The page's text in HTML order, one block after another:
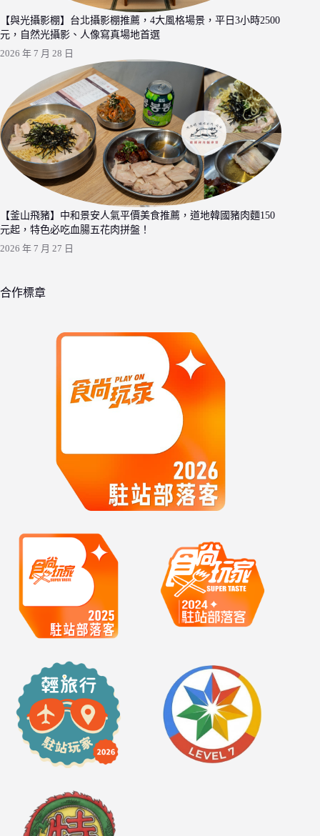
【與光攝影棚】台北攝影棚推薦，4大風格場景，平日3小時2500
元，自然光攝影、人像寫真場地首選
2026 年 7 月 28 日
【釜山飛豬】中和景安人氣平價美食推薦，道地韓國豬肉麵150
元起，特色必吃血腸五花肉拼盤！
2026 年 7 月 27 日
合作標章